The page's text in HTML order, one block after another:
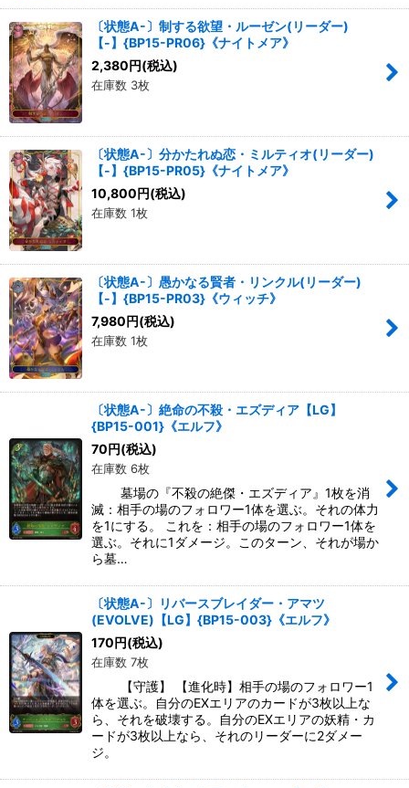
〔状態A-〕制する欲望・ルーゼン(リーダー)
【-】{BP15-PR06}《ナイトメア》
2,380円(税込)
在庫数 3枚
〔状態A-〕分かたれぬ恋・ミルティオ(リーダー)
【-】{BP15-PR05}《ナイトメア》
10,800円(税込)
在庫数 1枚
〔状態A-〕愚かなる賢者・リンクル(リーダー)
【-】{BP15-PR03}《ウィッチ》
7,980円(税込)
在庫数 1枚
〔状態A-〕絶命の不殺・エズディア【LG】
{BP15-001}《エルフ》
70円(税込)
在庫数 6枚
墓場の『不殺の絶傑・エズディア』1枚を消
滅：相手の場のフォロワー1体を選ぶ。それの体力
を1にする。 これを：相手の場のフォロワー1体を
選ぶ。それに1ダメージ。このターン、それが場か
ら墓…
〔状態A-〕リバースブレイダー・アマツ
(EVOLVE)【LG】{BP15-003}《エルフ》
170円(税込)
在庫数 7枚
【守護】 【進化時】相手の場のフォロワー1
体を選ぶ。自分のEXエリアのカードが3枚以上な
ら、それを破壊する。自分のEXエリアの妖精・カ
ードが3枚以上なら、それのリーダーに2ダメー
ジ。